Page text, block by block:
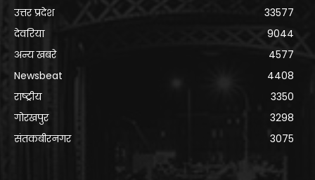
उत्तर प्रदेश
33577
देवरिया
9044
अन्य खबरे
4577
Newsbeat
4408
राष्ट्रीय
3350
गोरखपुर
3298
संतकबीरनगर
3075